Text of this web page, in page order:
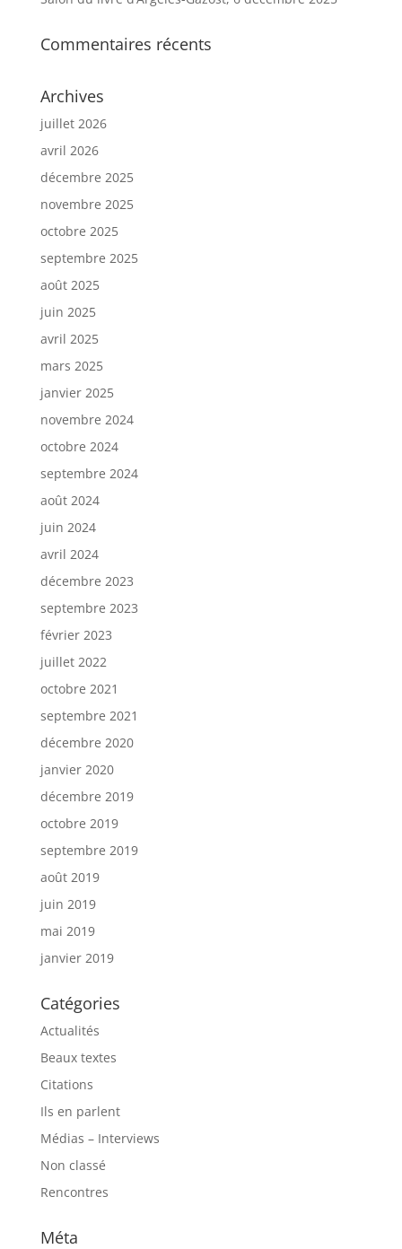
Commentaires récents
Archives
juillet 2026
avril 2026
décembre 2025
novembre 2025
octobre 2025
septembre 2025
août 2025
juin 2025
avril 2025
mars 2025
janvier 2025
novembre 2024
octobre 2024
septembre 2024
août 2024
juin 2024
avril 2024
décembre 2023
septembre 2023
février 2023
juillet 2022
octobre 2021
septembre 2021
décembre 2020
janvier 2020
décembre 2019
octobre 2019
septembre 2019
août 2019
juin 2019
mai 2019
janvier 2019
Catégories
Actualités
Beaux textes
Citations
Ils en parlent
Médias – Interviews
Non classé
Rencontres
Méta